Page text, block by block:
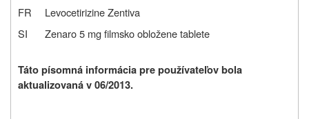
FR
Levocetirizine Zentiva
SI
Zenaro 5 mg filmsko obložene tablete
Táto písomná informácia pre používateľov bola
aktualizovaná v 06/2013.